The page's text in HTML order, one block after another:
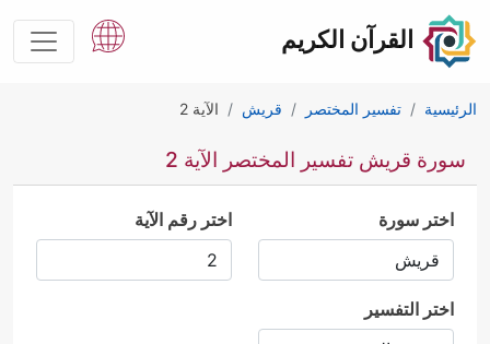
القرآن الكريم
الرئيسية تفسير المختصر قريش الآية 2
سورة قريش تفسير المختصر الآية 2
اختر سورة اختر رقم الآية
اختر التفسير